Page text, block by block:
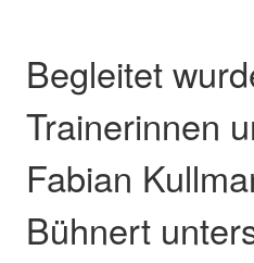
Begleitet
Trainerinnen
Fabian
Bühnert